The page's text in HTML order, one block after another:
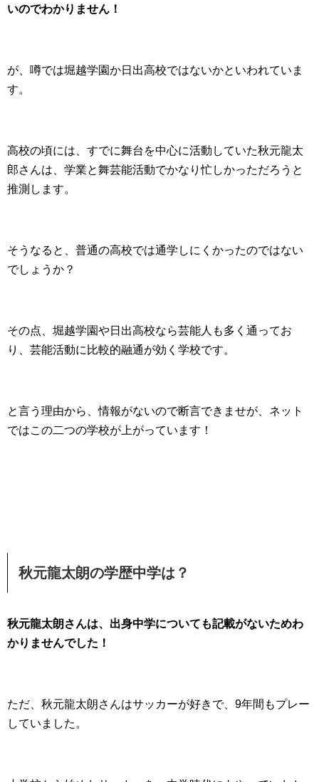
いのでわかりません！
が、噂では堀越学園か日出高校ではないかといわれていま
す。
高校の頃には、すでに舞台を中心に活動していた秋元龍太
郎さんは、学業と舞芸能活動でかなり忙しかっただろうと
推測します。
そうなると、普通の高校では通学しにくかったのではない
でしょうか？
その点、堀越学園や日出高校なら芸能人も多く通ってお
り、芸能活動に比較的融通が効く学校です。
と言う理由から、情報がないので断言できませが、ネット
ではこの二つの学校が上がっています！
秋元龍太朗の学歴中学は？
秋元龍太朗さんは、出身中学についても記載がないためわ
かりませんでした！
ただ、秋元龍太朗さんはサッカーが好きで、9年間もプレー
していました。